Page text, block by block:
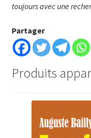
toujours avec une
Partager
Produits